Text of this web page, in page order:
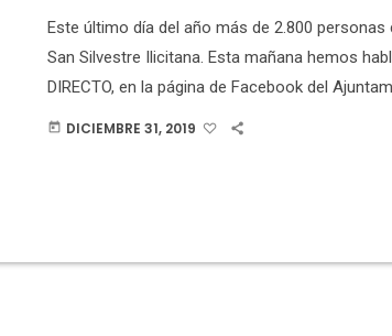
Este último día del año más de 2.800 personas
San Silvestre Ilicitana. Esta mañana hemos
DIRECTO, en la página de Facebook del
con el concejal de Deportes, Vicente Alberola,
today DICIEMBRE 31, 2019